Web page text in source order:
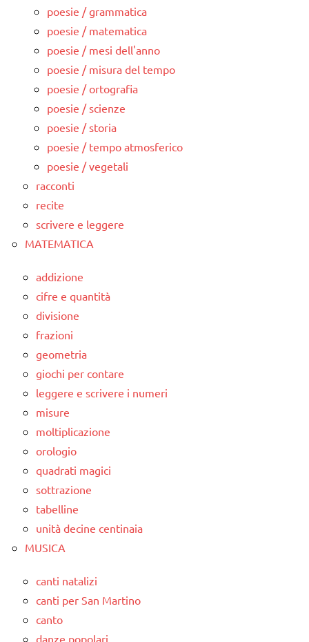
poesie / grammatica
poesie / matematica
poesie / mesi dell'anno
poesie / misura del tempo
poesie / ortografia
poesie / scienze
poesie / storia
poesie / tempo atmosferico
poesie / vegetali
racconti
recite
scrivere e leggere
MATEMATICA
addizione
cifre e quantità
divisione
frazioni
geometria
giochi per contare
leggere e scrivere i numeri
misure
moltiplicazione
orologio
quadrati magici
sottrazione
tabelline
unità decine centinaia
MUSICA
canti natalizi
canti per San Martino
canto
danze popolari